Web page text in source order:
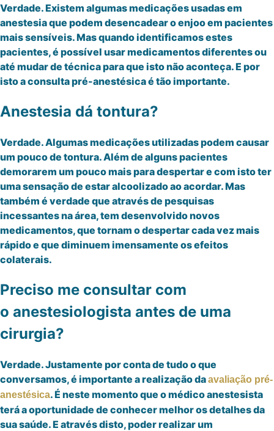
Verdade. Existem algumas medicações usadas em
anestesia que podem desencadear o enjoo em pacientes
mais sensíveis. Mas quando identificamos estes
pacientes, é possível usar medicamentos diferentes ou
até mudar de técnica para que isto não aconteça. E por
isto a consulta pré-anestésica é tão importante.
Anestesia dá tontura?
Verdade. Algumas medicações utilizadas podem causar
um pouco de tontura. Além de alguns pacientes
demorarem um pouco mais para despertar e com isto ter
uma sensação de estar alcoolizado ao acordar. Mas
também é verdade que através de pesquisas
incessantes na área, tem desenvolvido novos
medicamentos, que tornam o despertar cada vez mais
rápido e que diminuem imensamente os efeitos
colaterais.
Preciso me consultar com
o anestesiologista antes de uma
cirurgia?
Verdade. Justamente por conta de tudo o que
conversamos, é importante a realização daavaliação pré-
anestésica. É neste momento que o médico anestesista
terá a oportunidade de conhecer melhor os detalhes da
sua saúde. E através disto, poder realizar um